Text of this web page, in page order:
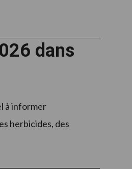
dans
à informer
herbicides, des